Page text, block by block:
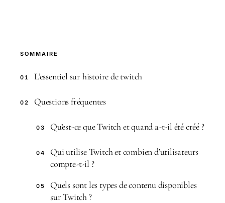
SOMMAIRE
01 L’essentiel sur histoire de twitch
02 Questions fréquentes
03 Qu’est-ce que Twitch et quand a-t-il été créé ?
04
Qui utilise Twitch et combien d’utilisateurs
compte-t-il ?
05
Quels sont les types de contenu disponibles
sur Twitch ?